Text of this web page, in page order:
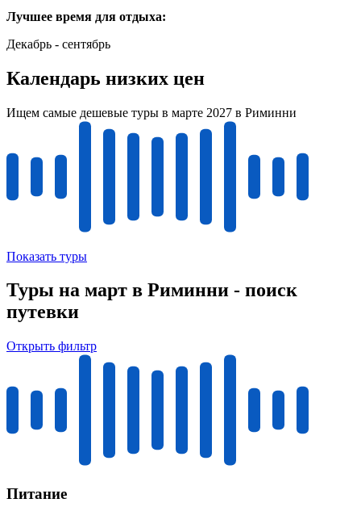
Лучшее время для отдыха:
Декабрь - сентябрь
Календарь низких цен
Ищем самые дешевые туры в марте 2027 в Риминни
Показать туры
Туры на март в Риминни - поиск
путевки
Открыть фильтр
Питание